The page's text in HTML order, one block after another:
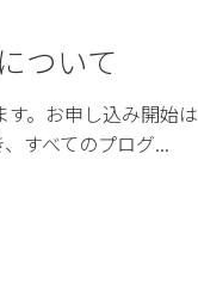
ついて
す。お申し込み開始は
すべてのプログ...